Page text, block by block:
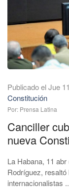
Publicado el Jue
Constitución
Por: Prensa Latina
Canciller
nueva
La Habana, 11
Rodríguez,
internacionalistas